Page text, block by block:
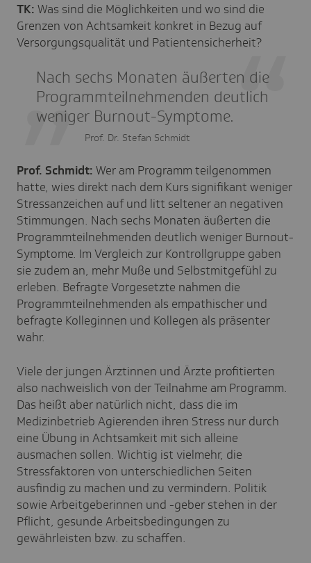
TK: Was sind die Möglichkeiten und wo sind die
Grenzen von Achtsamkeit konkret in Bezug auf
Versorgungsqualität und Patientensicherheit?
Nach sechs Monaten äußerten die
Programmteilnehmenden deutlich
weniger Burnout-Symptome.
Prof. Dr. Stefan Schmidt
Prof. Schmidt: Wer am Programm teilgenommen
hatte, wies direkt nach dem Kurs signifikant weniger
Stressanzeichen auf und litt seltener an negativen
Stimmungen. Nach sechs Monaten äußerten die
Programmteilnehmenden deutlich weniger Burnout-
Symptome. Im Vergleich zur Kontrollgruppe gaben
sie zudem an, mehr Muße und Selbstmitgefühl zu
erleben. Befragte Vorgesetzte nahmen die
Programmteilnehmenden als empathischer und
befragte Kolleginnen und Kollegen als präsenter
wahr.
Viele der jungen Ärztinnen und Ärzte profitierten
also nachweislich von der Teilnahme am Programm.
Das heißt aber natürlich nicht, dass die im
Medizinbetrieb Agierenden ihren Stress nur durch
eine Übung in Achtsamkeit mit sich alleine
ausmachen sollen. Wichtig ist vielmehr, die
Stressfaktoren von unterschiedlichen Seiten
ausfindig zu machen und zu vermindern. Politik
sowie Arbeitgeberinnen und -geber stehen in der
Pflicht, gesunde Arbeitsbedingungen zu
gewährleisten bzw. zu schaffen.